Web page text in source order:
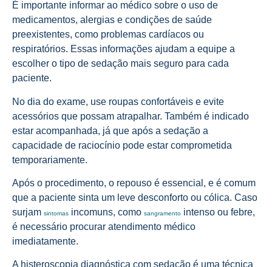
É importante informar ao médico sobre o uso de
medicamentos, alergias e condições de saúde
preexistentes, como problemas cardíacos ou
respiratórios. Essas informações ajudam a equipe a
escolher o tipo de sedação mais seguro para cada
paciente.
No dia do exame, use roupas confortáveis e evite
acessórios que possam atrapalhar. Também é indicado
estar acompanhada, já que após a sedação a
capacidade de raciocínio pode estar comprometida
temporariamente.
Após o procedimento, o repouso é essencial, e é comum
que a paciente sinta um leve desconforto ou cólica. Caso
surjam sintomas incomuns, como sangramento intenso ou febre,
é necessário procurar atendimento médico
imediatamente.
A histeroscopia diagnóstica com sedação é uma técnica